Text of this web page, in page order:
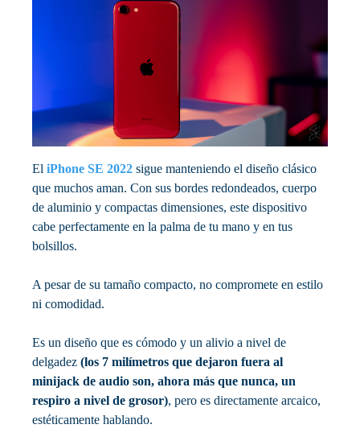
El iPhone SE 2022 sigue manteniendo el diseño clásico
que muchos aman. Con sus bordes redondeados, cuerpo
de aluminio y compactas dimensiones, este dispositivo
cabe perfectamente en la palma de tu mano y en tus
bolsillos.
A pesar de su tamaño compacto, no compromete en estilo
ni comodidad.
Es un diseño que es cómodo y un alivio a nivel de
delgadez (los 7 milímetros que dejaron fuera al
minijack de audio son, ahora más que nunca, un
respiro a nivel de grosor), pero es directamente arcaico,
estéticamente hablando.